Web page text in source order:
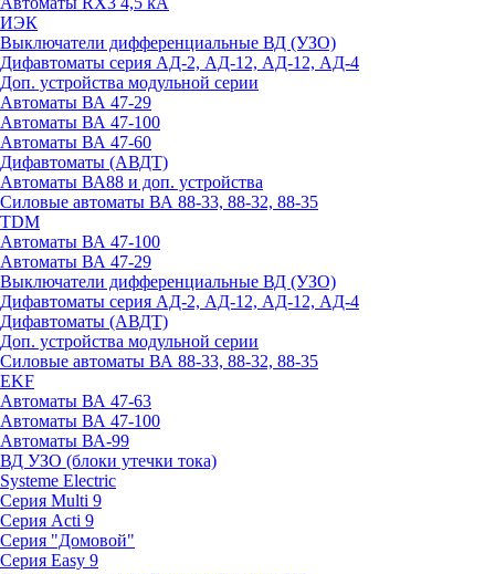
ИЭК
Выключатели дифференциальные ВД (УЗО)
Дифавтоматы серия АД-2, АД-12, АД-12, АД-4
Доп. устройства модульной серии
Автоматы ВА 47-29
Автоматы ВА 47-100
Автоматы ВА 47-60
Дифавтоматы (АВДТ)
Автоматы ВА88 и доп. устройства
Силовые автоматы ВА 88-33, 88-32, 88-35
TDM
Автоматы ВА 47-100
Автоматы ВА 47-29
Выключатели дифференциальные ВД (УЗО)
Дифавтоматы серия АД-2, АД-12, АД-12, АД-4
Дифавтоматы (АВДТ)
Доп. устройства модульной серии
Силовые автоматы ВА 88-33, 88-32, 88-35
EKF
Автоматы ВА 47-63
Автоматы ВА 47-100
Автоматы ВА-99
ВД УЗО (блоки утечки тока)
Systeme Electric
Серия Multi 9
Серия Acti 9
Серия "Домовой"
Серия Easy 9